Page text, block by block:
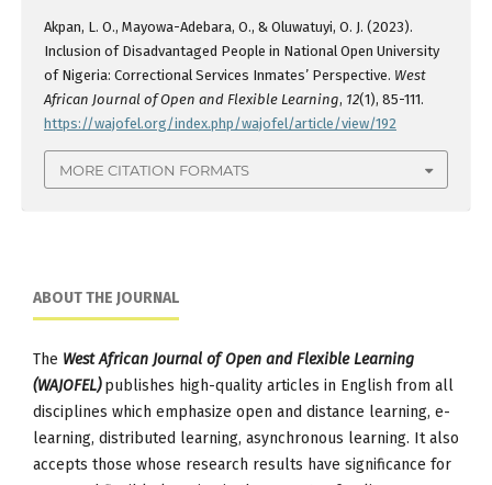
Akpan, L. O., Mayowa-Adebara, O., & Oluwatuyi, O. J. (2023).
Inclusion of Disadvantaged People in National Open University
of Nigeria: Correctional Services Inmates’ Perspective. West
African Journal of Open and Flexible Learning, 12(1), 85-111.
https://wajofel.org/index.php/wajofel/article/view/192
MORE CITATION FORMATS
ABOUT THE JOURNAL
The West African Journal of Open and Flexible Learning
(WAJOFEL) publishes high-quality articles in English from all
disciplines which emphasize open and distance learning, e-
learning, distributed learning, asynchronous learning. It also
accepts those whose research results have significance for